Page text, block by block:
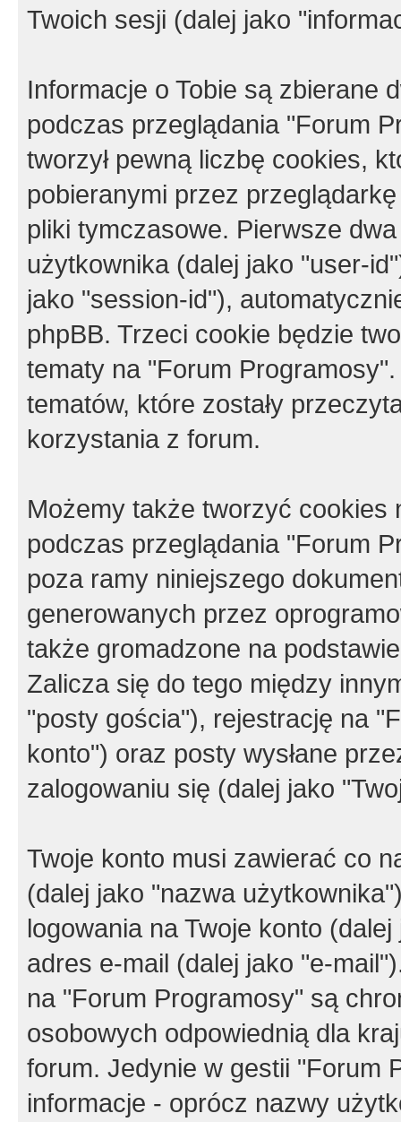
Twoich sesji (dalej jako
Informacje o Tobie są zbierane
podczas przeglądania "Forum
tworzył pewną liczbę cookies,
pobieranymi przez
pliki tymczasowe. Pierwsze
użytkownika (dalej jako "user-
jako "session-id"),
phpBB. Trzeci cookie będzie
tematy na "Forum
tematów, które zostały
korzystania z forum.
Możemy także tworzyć cookies
podczas przeglądania "Forum
poza ramy niniejszego
generowanych przez
także gromadzone na
Zalicza się do tego między
"posty gościa"), rejestrację na
konto") oraz posty wysłane
zalogowaniu się (dalej jako
Twoje konto musi zawierać co
(dalej jako "nazwa
logowania na Twoje konto
adres e-mail (dalej jako "e-
na "Forum Programosy" są
osobowych odpowiednią dla
forum. Jedynie w gestii "Forum
informacje - oprócz nazwy